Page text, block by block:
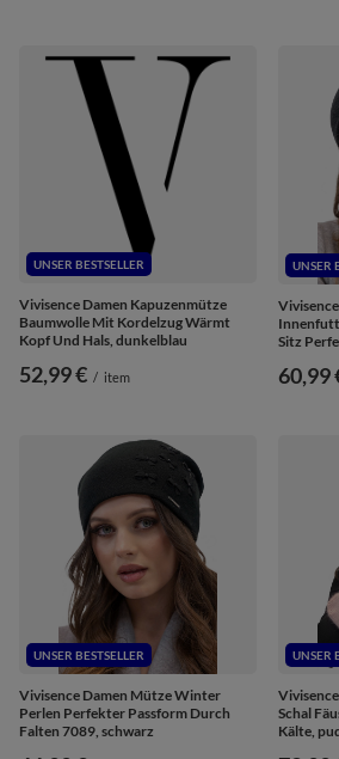
UNSER BESTSELLER
Vivisence Damen Kapuzenmütze
Baumwolle Mit Kordelzug Wärmt
Kopf Und Hals, dunkelblau
52,99 € / item
UNSER
Sitz
60,99
UNSER BESTSELLER
Vivisence Damen Mütze Winter
Perlen Perfekter Passform Durch
Falten 7089, schwarz
UNSER
Schal
Kälte,